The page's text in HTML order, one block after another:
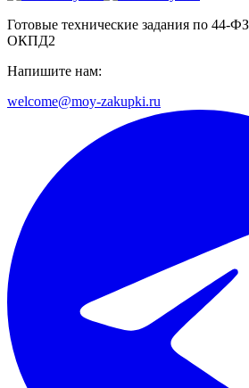
Готовые технические задания по 44-
ОКПД2
Напишите нам:
welcome@moy-zakupki.ru